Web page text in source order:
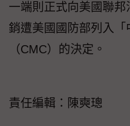
一端則正式向美國聯
銷遭美國國防部列入「
（CMC）的決定。
責任編輯：陳奭璁